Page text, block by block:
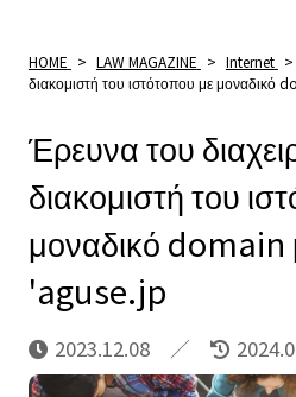
HOME > LAW MAGAZINE > Internet >
διακομιστή του ιστότοπου με μοναδικό
Έρευνα του
διακομιστή του
μοναδικό
'aguse.jp
2023.12.08